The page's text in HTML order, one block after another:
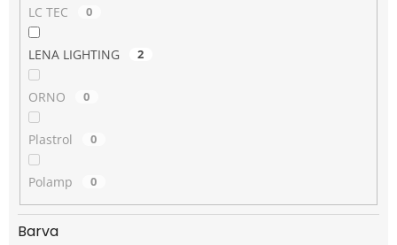
LC TEC 0
LENA LIGHTING 2
ORNO 0
Plastrol 0
Polamp 0
Barva